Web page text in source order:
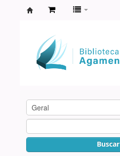
Agamenon
Magalhães
Buscar